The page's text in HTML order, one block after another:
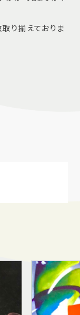
り揃えておりま